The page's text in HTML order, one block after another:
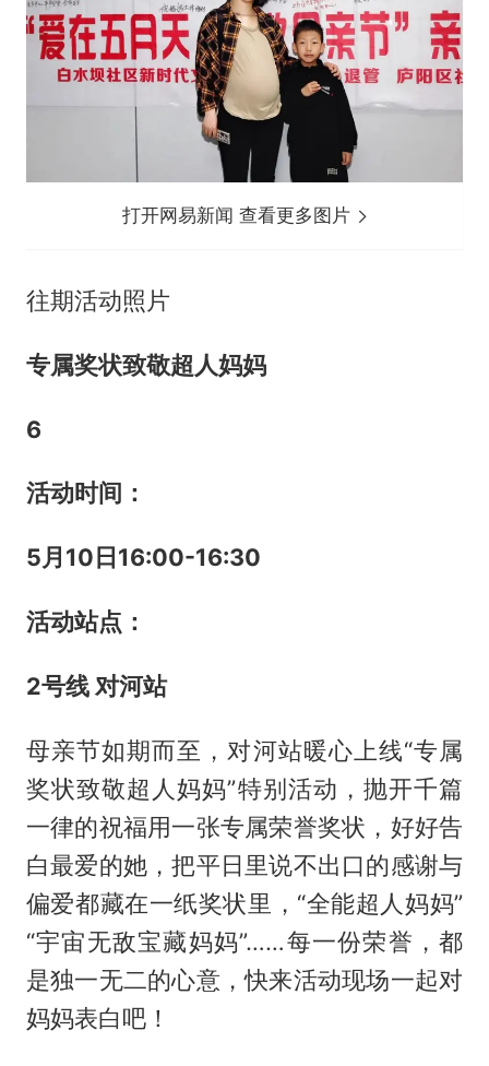
打开网易新闻 查看更多图片
往期活动照片
专属奖状致敬超人妈妈
6
活动时间：
5月 10 日 16:00-16:30
活动站点：
2号线 对河站
母亲节如期而至，对河站暖心上线“专属
奖状致敬超人妈妈”特别活动，抛开千篇
一律的祝福用一张专属荣誉奖状，好好告
白最爱的她，把平日里说不出口的感谢与
偏爱都藏在一纸奖状里，“全能超人妈妈”
“宇宙无敌宝藏妈妈”……每一份荣誉，都
是独一无二的心意，快来活动现场一起对
妈妈表白吧！